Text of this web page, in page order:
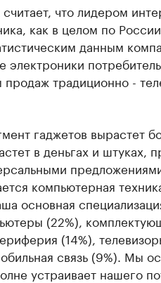
что лидером
как в целом по
данным
электроники потребитель
традиционно -
гаджетов вырастет
в деньгах и штуках,
компьютерная
основная
(22%),
(14%),
связь (9%). Мы
устраивает нашего